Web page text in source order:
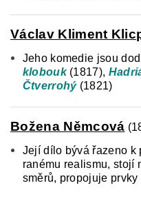
Václav Kliment
Jeho komedie jsou
klobouk (1817),
Čtverrohý(1821)
Božena Němcová
Její dílo bývá řazeno k
ranému realismu, stojí
směrů, propojuje